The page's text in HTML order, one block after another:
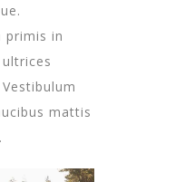
primis in
mattis